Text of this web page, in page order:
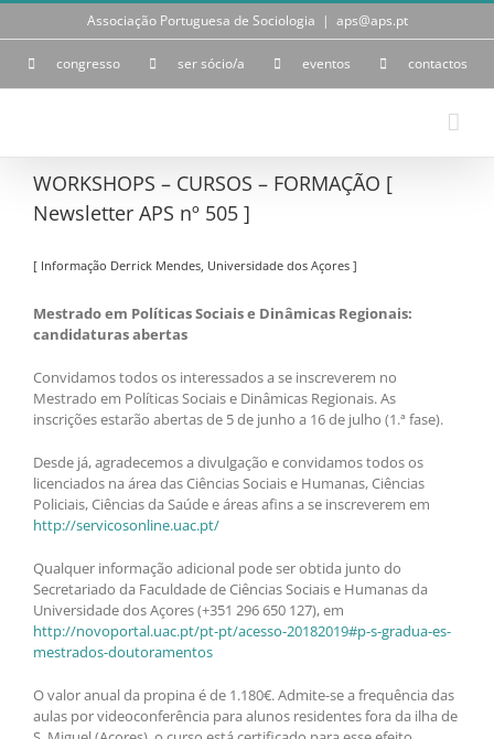
Skip
Associação Portuguesa de Sociologia | aps@aps.pt
congresso ser sócio/a eventos contactos
WORKSHOPS – CURSOS – FORMAÇÃO [
Newsletter APS nº 505 ]
[ Informação Derrick Mendes, Universidade dos Açores ]
Mestrado em Políticas Sociais e Dinâmicas Regionais:
candidaturas abertas
Convidamos todos os interessados a se inscreverem no
Mestrado em Políticas Sociais e Dinâmicas Regionais. As
inscrições estarão abertas de 5 de junho a 16 de julho (1.ª fase).
Desde já, agradecemos a divulgação e convidamos todos os
licenciados na área das Ciências Sociais e Humanas, Ciências
Policiais, Ciências da Saúde e áreas afins a se inscreverem em
http://servicosonline.uac.pt/
Qualquer informação adicional pode ser obtida junto do
Secretariado da Faculdade de Ciências Sociais e Humanas da
Universidade dos Açores (+351 296 650 127), em
http://novoportal.uac.pt/pt-pt/acesso-20182019#p-s-gradua-es-
mestrados-doutoramentos
O valor anual da propina é de 1.180€. Admite-se a frequência das
aulas por videoconferência para alunos residentes fora da ilha de